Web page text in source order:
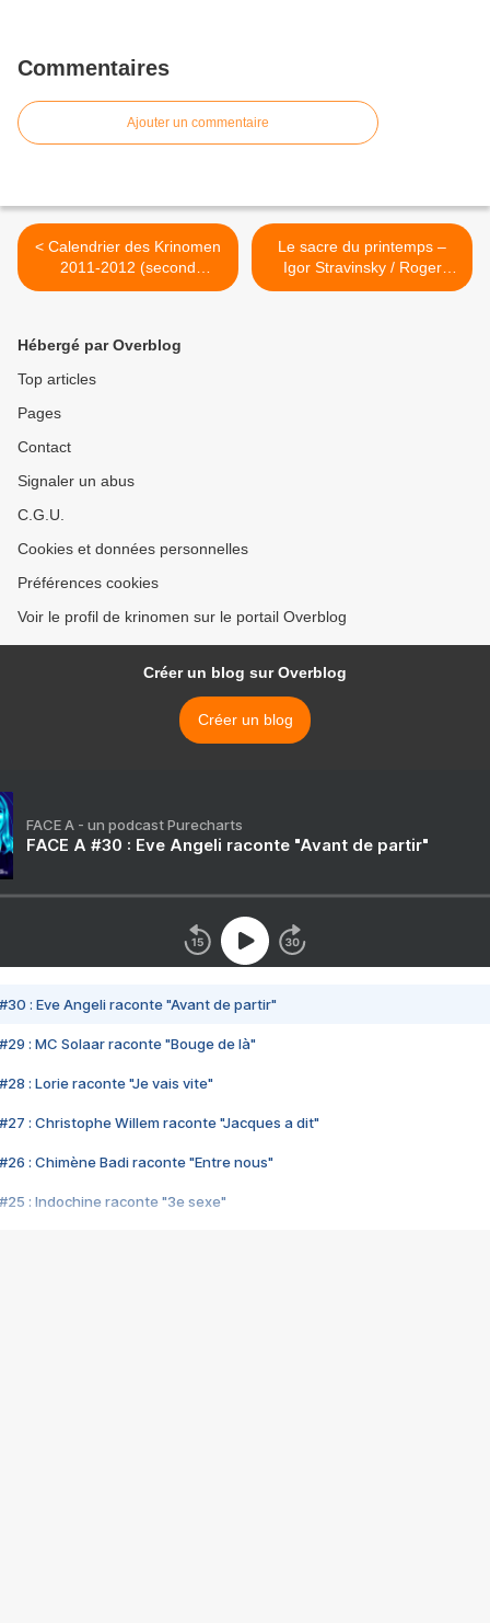
Commentaires
Ajouter un commentaire
< Calendrier des Krinomen
2011-2012 (second
semestre)
Le sacre du printemps –
Igor Stravinsky / Roger
Bernat >
Hébergé par Overblog
Top articles
Pages
Contact
Signaler un abus
C.G.U.
Cookies et données personnelles
Préférences cookies
Voir le profil de krinomen sur le portail Overblog
Créer un blog sur Overblog
Créer un blog
FACE A - un podcast Purecharts
FACE A #30 : Eve Angeli raconte "Avant de partir"
#30 : Eve Angeli raconte "Avant de partir"
#29 : MC Solaar raconte "Bouge de là"
#28 : Lorie raconte "Je vais vite"
#27 : Christophe Willem raconte "Jacques a dit"
#26 : Chimène Badi raconte "Entre nous"
#25 : Indochine raconte "3e sexe"